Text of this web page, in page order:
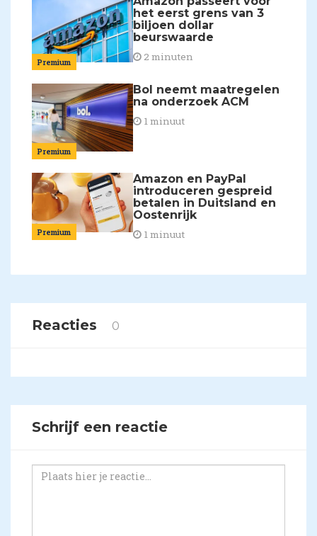
Premium
het eerst grens van 3
biljoen dollar
beurswaarde
2 minuten
Premium
Bol neemt maatregelen
na onderzoek ACM
1 minuut
Premium
Amazon en PayPal
introduceren gespreid
betalen in Duitsland en
Oostenrijk
1 minuut
Reacties 0
Schrijf een reactie